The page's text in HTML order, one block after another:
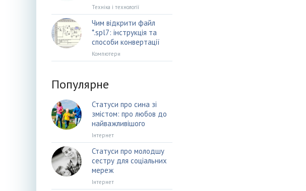
Техніка і технології
Чим відкрити файл
*.spl7: інструкція та
способи конвертації
Компютери
Популярне
Статуси про сина зі
змістом: про любов до
найважливішого
Інтернет
Статуси про молодшу
сестру для соціальних
мереж
Інтернет